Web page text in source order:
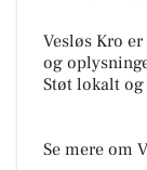
Vesløs Kro
og
Støt lokalt
Se mere om